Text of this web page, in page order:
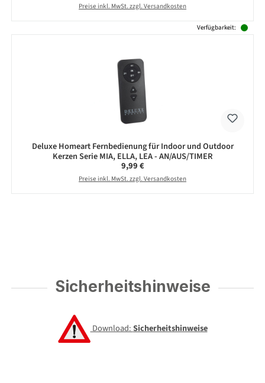
Preise inkl. MwSt. zzgl. Versandkosten
Verfügbarkeit:
Deluxe Homeart Fernbedienung für Indoor und Outdoor
Kerzen Serie MIA, ELLA, LEA - AN/AUS/TIMER
Regulärer Preis:
9,99 €
Preise inkl. MwSt. zzgl. Versandkosten
Sicherheitshinweise
Download:Sicherheitshinweise